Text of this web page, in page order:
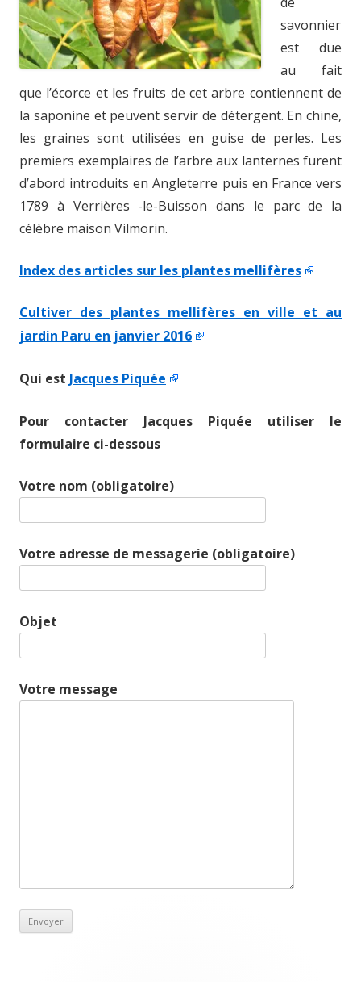
savonnier
est due
au fait
que l’écorce et les fruits de cet arbre contiennent de
la saponine et peuvent servir de détergent. En chine,
les graines sont utilisées en guise de perles. Les
premiers exemplaires de l’arbre aux lanternes furent
d’abord introduits en Angleterre puis en France vers
1789 à Verrières -le-Buisson dans le parc de la
célèbre maison Vilmorin.
Index des articles sur les plantes mellifères
Cultiver des plantes mellifères en ville et au
jardin Paru en janvier 2016
Qui est Jacques Piquée
Pour contacter Jacques Piquée utiliser le
formulaire ci-dessous
Votre nom (obligatoire)
Votre adresse de messagerie (obligatoire)
Objet
Votre message